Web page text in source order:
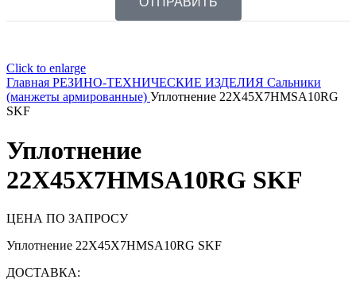
Click to enlarge
Главная РЕЗИНО-ТЕХНИЧЕСКИЕ ИЗДЕЛИЯ Сальники
(манжеты армированные) Уплотнение 22X45X7HMSA10RG
SKF
Уплотнение
22X45X7HMSA10RG SKF
ЦЕНА ПО ЗАПРОСУ
Уплотнение 22X45X7HMSA10RG SKF
ДОСТАВКА: